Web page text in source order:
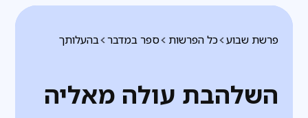
בהעלותך ספר במדבר כל הפרשות פרשת שבוע
השלהבת עולה מאליה